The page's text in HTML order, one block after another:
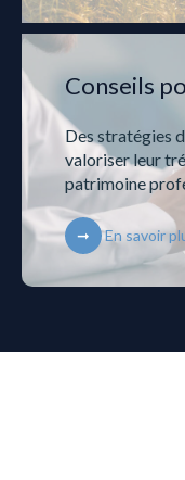
Conseils
Des stratégies
valoriser leur
patrimoine
En savoir